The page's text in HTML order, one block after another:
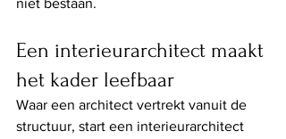
niet bestaan.
Een interieurarchitect maakt
het kader leefbaar
Waar een architect vertrekt vanuit de
structuur, start een interieurarchitect